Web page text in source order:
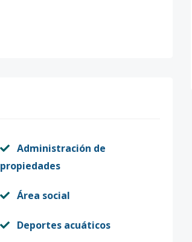
Administración de
propiedades
Área social
Deportes acuáticos